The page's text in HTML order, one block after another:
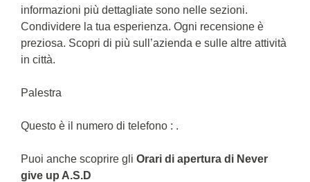
informazioni più dettagliate sono nelle sezioni.
Condividere la tua esperienza. Ogni recensione è
preziosa. Scopri di più sull’azienda e sulle altre attività
in città.
Palestra
Questo è il numero di telefono : .
Puoi anche scoprire gli Orari di apertura di Never
give up A.S.D